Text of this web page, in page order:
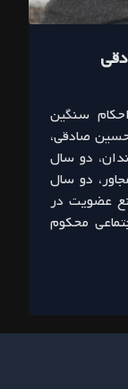
سنگین
صادقی،
دو سال
دو سال
عضویت در
محکوم